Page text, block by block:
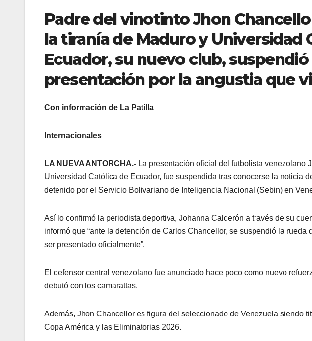
Padre del vinotinto Jhon
la tiranía de Maduro y Universidad
Ecuador, su nuevo club,
presentación por la angustia que
Con información de La Patilla
Internacionales
LA NUEVA ANTORCHA.- La presentación oficial del futbolista venezolano
Universidad Católica de Ecuador, fue suspendida tras conocerse la noticia
detenido por el Servicio Bolivariano de Inteligencia Nacional (Sebin) en
Así lo confirmó la periodista deportiva, Johanna Calderón a través de su
informó que “ante la detención de Carlos Chancellor, se suspendió la rueda
ser presentado oficialmente”.
El defensor central venezolano fue anunciado hace poco como nuevo
debutó con los camarattas.
Además, Jhon Chancellor es figura del seleccionado de Venezuela siendo
Copa América y las Eliminatorias 2026.